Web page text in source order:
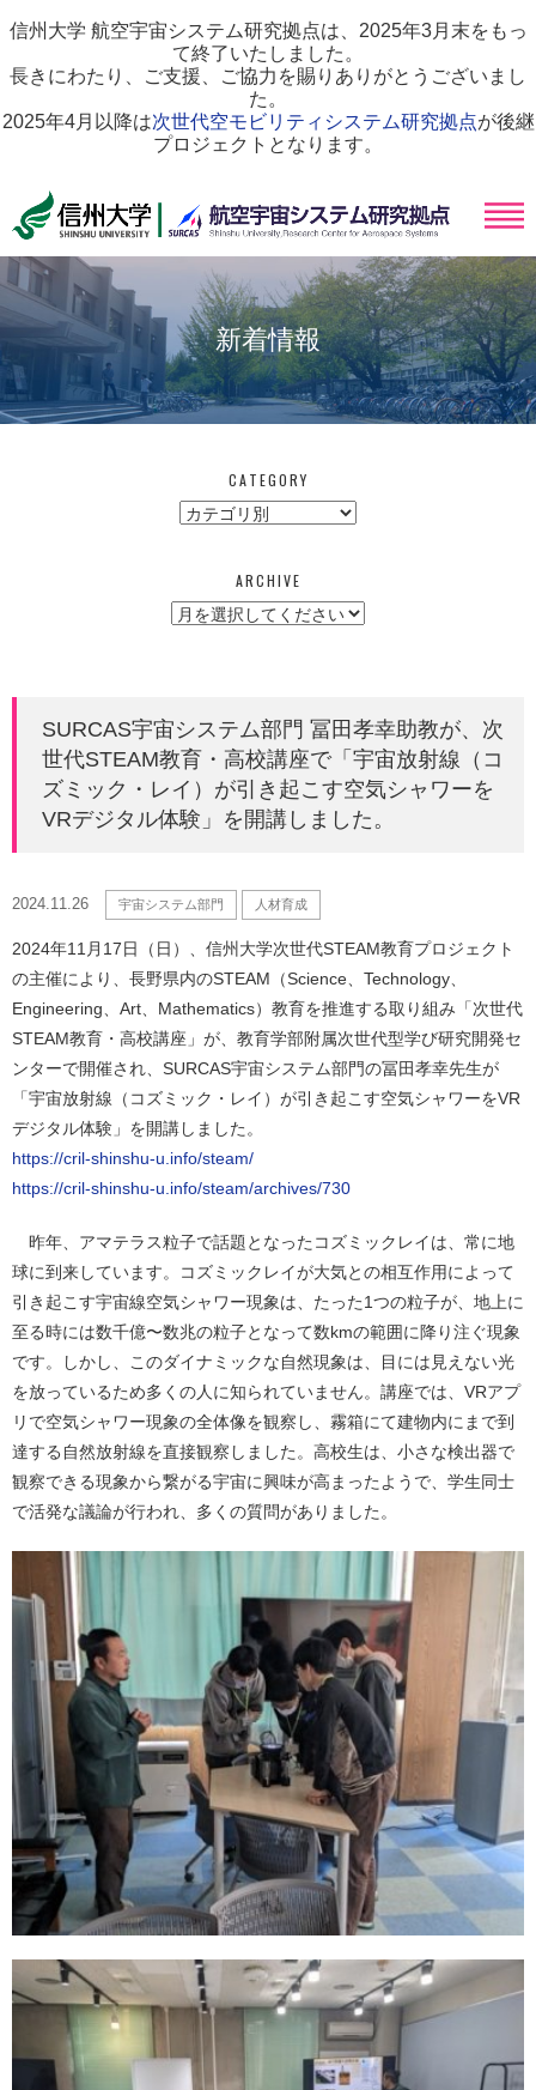
信州大学 航空宇宙システム研究拠点は、2025年3月末をもっ
て終了いたしました。
長きにわたり、ご支援、ご協力を賜りありがとうございまし
た。
2025年4月以降は次世代空モビリティシステム研究拠点が後継
プロジェクトとなります。
新着情報
CATEGORY
ARCHIVE
SURCAS宇宙システム部門 冨田孝幸助教が、次
世代STEAM教育・高校講座で「宇宙放射線（コ
ズミック・レイ）が引き起こす空気シャワーを
VRデジタル体験」を開講しました。
2024.11.26 宇宙システム部門 人材育成
2024年11月17日（日）、信州大学次世代STEAM教育プロジェクト
の主催により、長野県内のSTEAM（Science、Technology、
Engineering、Art、Mathematics）教育を推進する取り組み「次世代
STEAM教育・高校講座」が、教育学部附属次世代型学び研究開発セ
ンターで開催され、SURCAS宇宙システム部門の冨田孝幸先生が
「宇宙放射線（コズミック・レイ）が引き起こす空気シャワーをVR
デジタル体験」を開講しました。
https://cril-shinshu-u.info/steam/
https://cril-shinshu-u.info/steam/archives/730
昨年、アマテラス粒子で話題となったコズミックレイは、常に地
球に到来しています。コズミックレイが大気との相互作用によって
引き起こす宇宙線空気シャワー現象は、たった1つの粒子が、地上に
至る時には数千億〜数兆の粒子となって数kmの範囲に降り注ぐ現象
です。しかし、このダイナミックな自然現象は、目には見えない光
を放っているため多くの人に知られていません。講座では、VRアプ
リで空気シャワー現象の全体像を観察し、霧箱にて建物内にまで到
達する自然放射線を直接観察しました。高校生は、小さな検出器で
観察できる現象から繋がる宇宙に興味が高まったようで、学生同士
で活発な議論が行われ、多くの質問がありました。